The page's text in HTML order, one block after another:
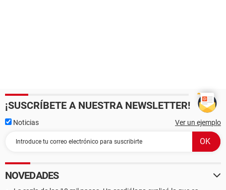
¡SUSCRÍBETE A NUESTRA NEWSLETTER!
Noticias Ver un ejemplo
NOVEDADES